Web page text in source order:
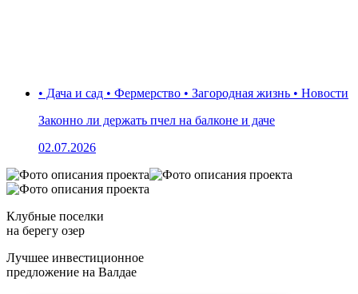
• Дача и сад • Фермерство • Загородная жизнь • Новости
Законно ли держать пчел на балконе и даче
02.07.2026
Клубные поселки
на берегу озер
Лучшее инвестиционное
предложение на Валдае